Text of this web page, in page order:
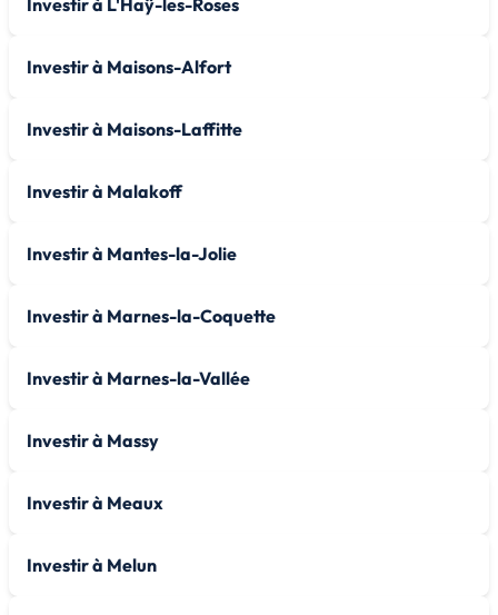
Investir à L'Haÿ-les-Roses
Investir à Maisons-Alfort
Investir à Maisons-Laffitte
Investir à Malakoff
Investir à Mantes-la-Jolie
Investir à Marnes-la-Coquette
Investir à Marnes-la-Vallée
Investir à Massy
Investir à Meaux
Investir à Melun